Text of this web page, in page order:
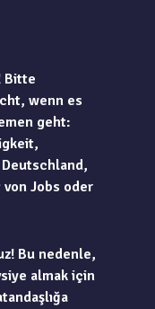
Bitte
wenn es
geht:
Jobs oder
Bu nedenle,
almak için